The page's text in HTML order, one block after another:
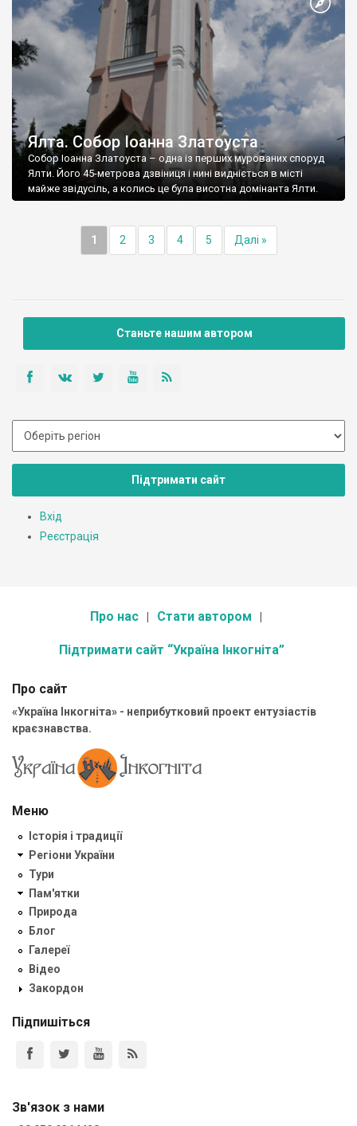
Ялта. Собор Іоанна Златоуста
Собор Іоанна Златоуста – одна із перших мурованих споруд
Ялти. Його 45-метрова дзвіниця і нині видніється в місті
майже звідусіль, а колись це була висотна домінанта Ялти.
1 2 3 4 5 Далі »
Станьте нашим автором
Підтримати сайт
Вхід
Реєстрація
Про нас Стати автором
Підтримати сайт “Україна Інкогніта”
Про сайт
«Україна Інкогніта» - неприбутковий проект ентузіастів
краєзнавства.
Меню
Історія і традиції
Регіони України
Тури
Пам'ятки
Природа
Блог
Галереї
Відео
Закордон
Підпишіться
Зв'язок з нами